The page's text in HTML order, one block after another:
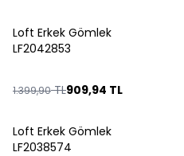
% 35
Loft Erkek Gömlek
LF2042853
1.399,90TL909,94 TL
% 35
Loft Erkek Gömlek
LF2038574